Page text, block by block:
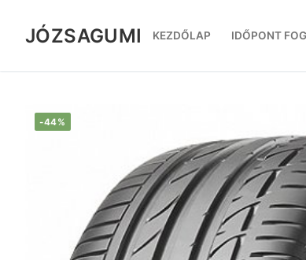
tartalomra
JÓZSAGUMI KEZDŐLAP IDŐPONT
-44%